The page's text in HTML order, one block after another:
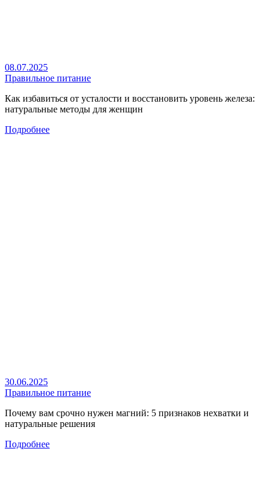
08.07.2025
Правильное питание
Как избавиться от усталости и восстановить уровень железа:
натуральные методы для женщин
Подробнее
30.06.2025
Правильное питание
Почему вам срочно нужен магний: 5 признаков нехватки и
натуральные решения
Подробнее